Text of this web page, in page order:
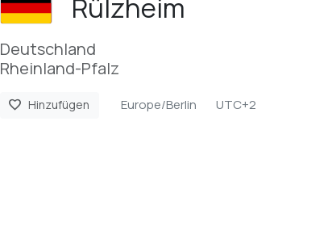
Rülzheim
Deutschland
Rheinland-Pfalz
favorite Hinzufügen Europe/Berlin UTC+2